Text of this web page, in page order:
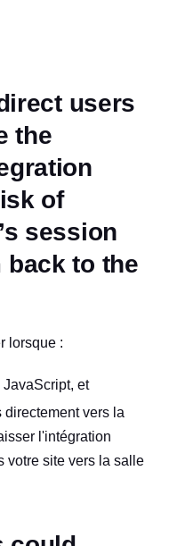
users
the
of
session
back to the
lorsque :
et
vers la
l'intégration
votre site vers la salle